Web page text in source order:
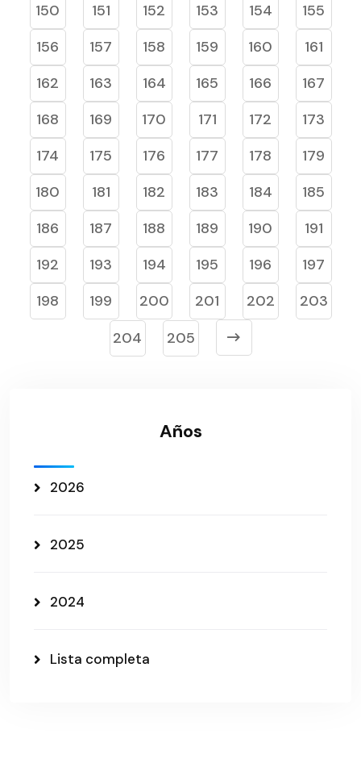
150
151 152 153 154
155
156
157 158 159 160
161
162
163 164 165 166
167
168
169 170 171 172
173
174
175 176 177 178
179
180
181 182 183 184
185
186
187 188 189 190
191
192
193 194 195 196
197
198
199 200 201 202
203
204
205
Años
2026
2025
2024
Lista completa